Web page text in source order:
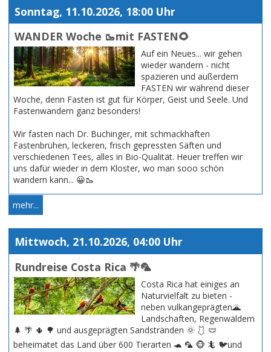
Sonntag, 11.10.2026, 18:00 Uhr
WANDER Woche 🥾mit FASTEN🌻
Auf ein Neues... wir gehen
wieder wandern - nicht
spazieren und außerdem
FASTEN wir während dieser
Woche, denn Fasten ist gut für Körper, Geist und Seele. Und
Fastenwandern ganz besonders!
Wir fasten nach Dr. Buchinger, mit schmackhaften
Fastenbrühen, leckeren, frisch gepressten Säften und
verschiedenen Tees, alles in Bio-Qualität. Heuer treffen wir
uns dafür wieder in dem Kloster, wo man sooo schön
wandern kann... 😀🥾
mehr...
Mittwoch, 21.10.2026, 04:00 Uhr
Rundreise Costa Rica 🌴🦜
Costa Rica hat einiges an
Naturvielfalt zu bieten -
neben vulkangeprägten🌋
Landschaften, Regenwäldern
🌲 🌴 🌵 🌳 und ausgeprägten Sandstränden 🌞 🩱 🩲
beheimatet das Land über 600 Tierarten 🐢 🦜 🐵 🦎 🐦und